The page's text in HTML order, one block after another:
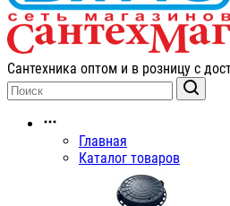
Сантехника оптом и в розницу с
Главная
Каталог товаров